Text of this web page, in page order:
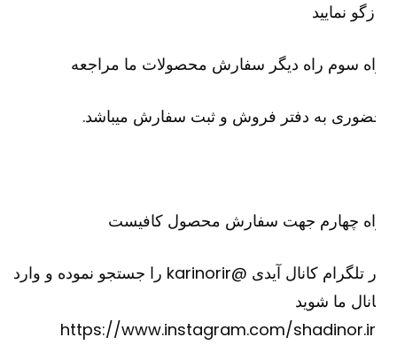
نمایید
سوم راه دیگر سفارش محصولات ما مراجعه
به دفتر فروش و ثبت سفارش میباشد.
چهارم جهت سفارش محصول کافیست
در تلگرام کانال آیدی @karinorir را جستجو نموده و وارد
ما شوید
https://www.instagram.com/